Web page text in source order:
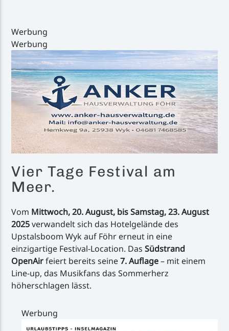
Handystream
Werbung
Werbung
Vier Tage Festival am
Meer.
Vom Mittwoch, 20. August, bis Samstag, 23. August
2025verwandelt sich das Hotelgelände des
Upstalsboom Wyk auf Föhr erneut in eine
einzigartige Festival-Location. DasSüdstrand
OpenAirfeiert bereits seine7. Auflage– mit einem
Line-up, das Musikfans das Sommerherz
höherschlagen lässt.
Werbung